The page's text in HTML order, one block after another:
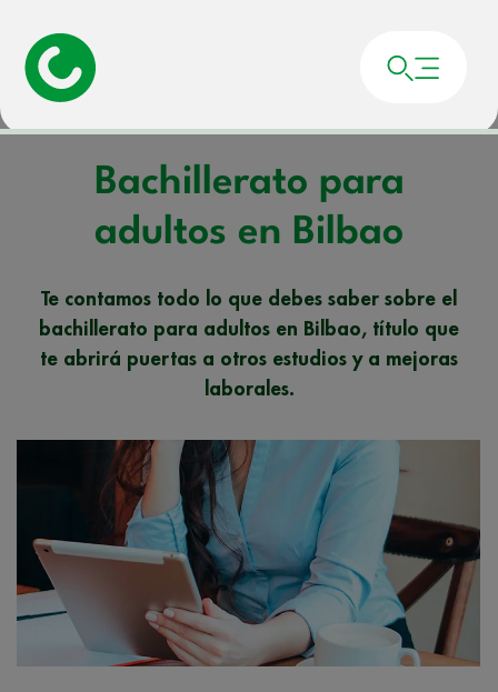
Portada»
Bachillerato para
adultos en Bilbao
Te contamos todo lo que debes saber sobre el
bachillerato para adultos en Bilbao, título que
te abrirá puertas a otros estudios y a mejoras
laborales.